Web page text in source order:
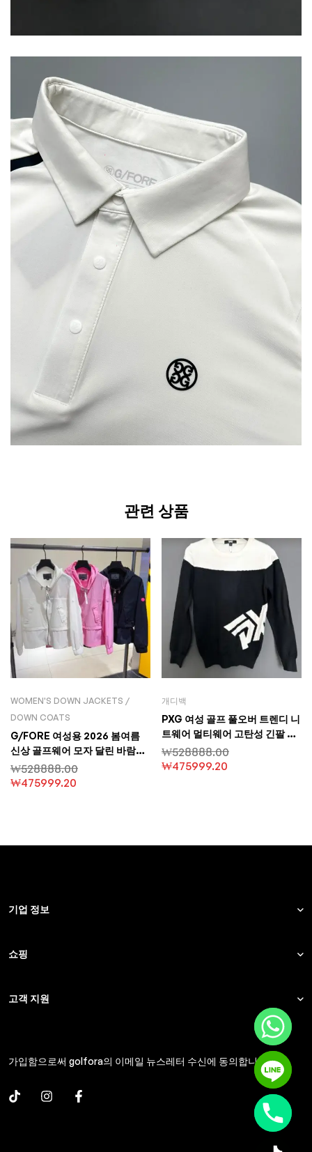
관련 상품
WOMEN'S DOWN JACKETS /
DOWN COATS
G/FORE 여성용 2026 봄여름
신상 골프웨어 모자 달린 바람막
이 상의 지퍼 운동 재킷 속건성 아
우터
₩528888.00
₩475999.20
개디백
PXG 여성 골프 풀오버 트렌디 니
트웨어 멀티웨어 고탄성 긴팔 니
트티
₩528888.00
₩475999.20
기업 정보
쇼핑
고객 지원
가입함으로써 golfora의 이메일 뉴스레터 수신에 동의합니다.